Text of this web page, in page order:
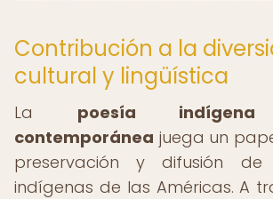
Contribución a la
cultural y lingüística
La poesía indígena
contemporánea juega un
preservación y difusión
indígenas de las Américas. A